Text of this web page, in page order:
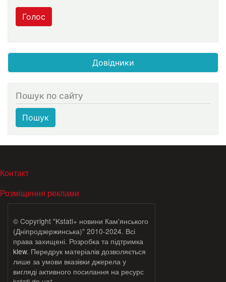
Голос
Довідники
Пошук по сайту
Пошук
МЕНЮ В ПОДВАЛЕ
Контакт
Розміщення реклами
© Copyright "Kstati+ новини Кам'янського
(Дніпродзержинська)" 2010-2024. Всі
права захищені. Розробка та підтримка
klew. Передрук матеріалів дозволяється
лише за умови вказівки джерела у
вигляді активного посилання на ресурс